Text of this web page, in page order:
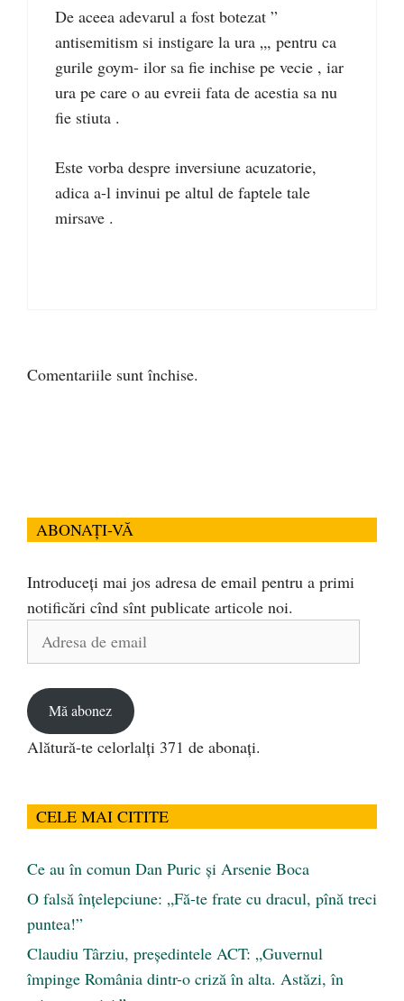
De aceea adevarul a fost botezat ”
antisemitism si instigare la ura „, pentru ca
gurile goym- ilor sa fie inchise pe vecie , iar
ura pe care o au evreii fata de acestia sa nu
fie stiuta .
Este vorba despre inversiune acuzatorie,
adica a-l invinui pe altul de faptele tale
mirsave .
Comentariile sunt închise.
ABONAȚI-VĂ
Introduceți mai jos adresa de email pentru a primi
notificări cînd sînt publicate articole noi.
Mă abonez
Alătură-te celorlalți 371 de abonați.
CELE MAI CITITE
Ce au în comun Dan Puric şi Arsenie Boca
O falsă înțelepciune: „Fă-te frate cu dracul, pînă treci
puntea!”
Claudiu Târziu, președintele ACT: „Guvernul
împinge România dintr-o criză în alta. Astăzi, în